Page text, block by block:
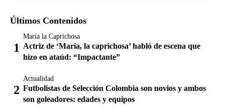
Últimos Contenidos
María la Caprichosa
Actriz de ‘María, la caprichosa’ habló de escena que
hizo en ataúd: “Impactante”
Actualidad
Futbolistas de Selección Colombia son novios y ambos
son goleadores: edades y equipos